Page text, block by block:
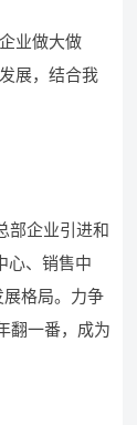
业做大做
展，结合我
部企业引进和
心、销售中
展格局。力争
翻一番，成为